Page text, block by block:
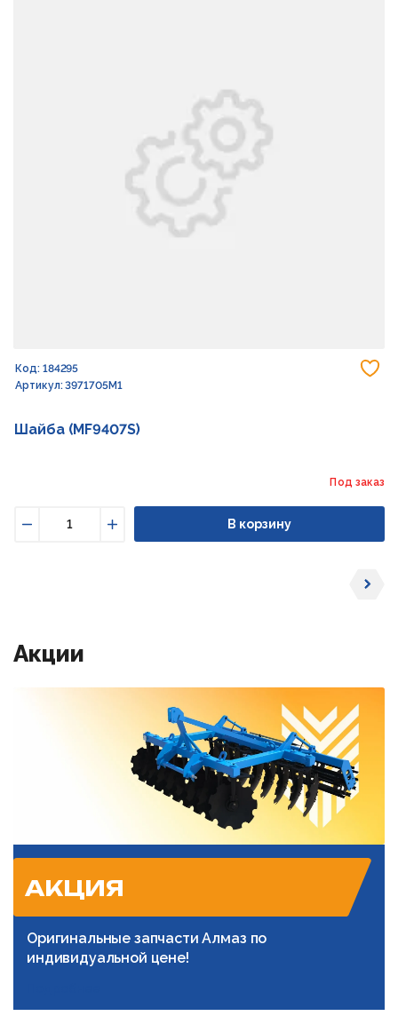
Код: 184295
Артикул: 3971705M1
Шайба (MF9407S)
Под заказ
Увеличить
В корзину
Акции
АКЦИЯ
Оригинальные запчасти Алмаз по
индивидуальной цене!